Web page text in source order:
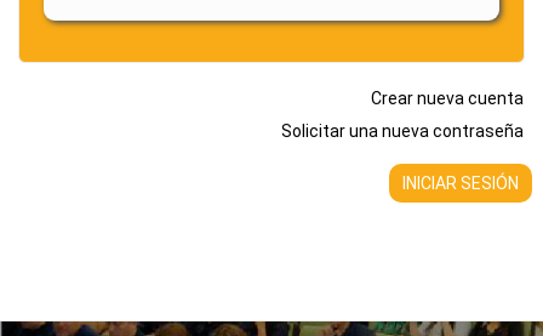
Crear nueva cuenta
Solicitar una nueva contraseña